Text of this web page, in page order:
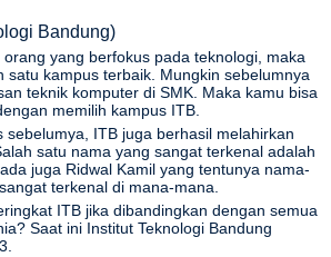
Bandung)
yang berfokus pada teknologi, maka
satu kampus terbaik. Mungkin sebelumnya
teknik komputer di SMK. Maka kamu bisa
memilih kampus ITB.
sebelumya, ITB juga berhasil melahirkan
satu nama yang sangat terkenal adalah
juga Ridwal Kamil yang tentunya nama-
terkenal di mana-mana.
ITB jika dibandingkan dengan semua
Saat ini Institut Teknologi Bandung